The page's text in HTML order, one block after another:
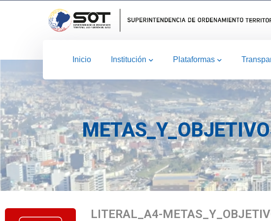
Inicio Institución Plataformas
LITERAL_A4-